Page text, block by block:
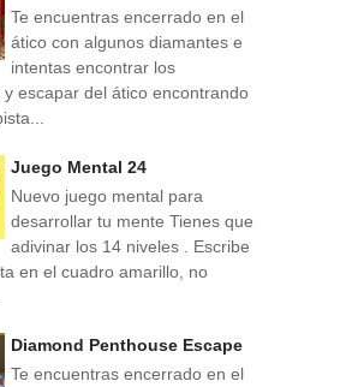
Te encuentras encerrado en el
ático con algunos diamantes e
intentas encontrar los
y escapar del ático encontrando
Juego Mental 24
Nuevo juego mental para
desarrollar tu mente Tienes que
adivinar los 14 niveles . Escribe
en el cuadro amarillo, no
Diamond Penthouse Escape
Te encuentras encerrado en el